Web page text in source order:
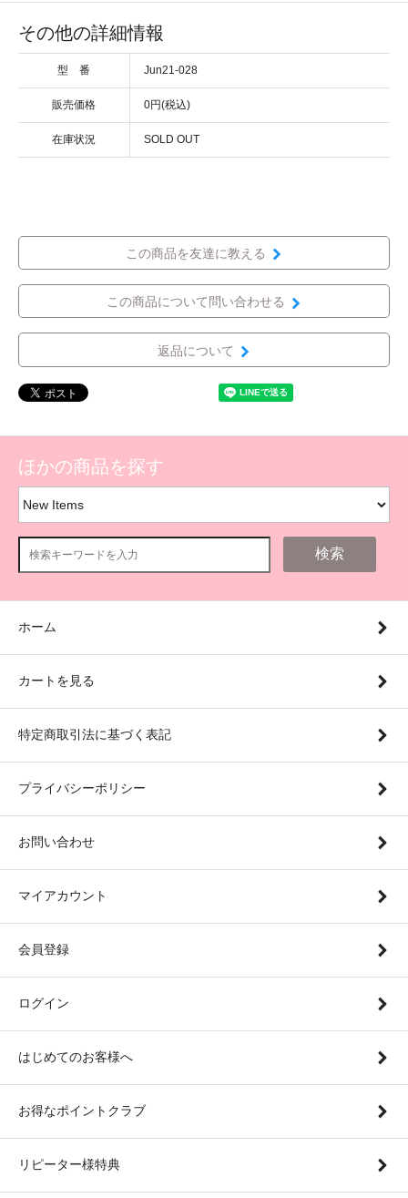
その他の詳細情報
型 番 Jun21-028
販売価格 0円(税込)
在庫状況 SOLD OUT
この商品を友達に教える
この商品について問い合わせる
返品について
ほかの商品を探す
検索
ホーム
カートを見る
特定商取引法に基づく表記
プライバシーポリシー
お問い合わせ
マイアカウント
会員登録
ログイン
はじめてのお客様へ
お得なポイントクラブ
リピーター様特典